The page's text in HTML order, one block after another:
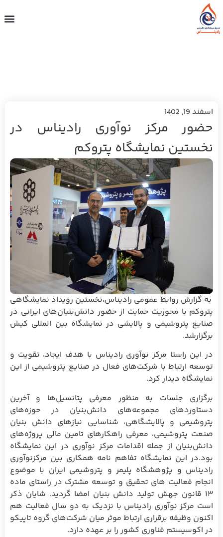
اسفند 19, 1402
حضور مرکز نوآوری رادیناس در
نخستین نمایشگاه پتروکم
به گزارش روابط عمومی رادیناس،نخستین رویداد نمایشگاهی
پتروکم با محوریت حمایت از حضور دانش‌بنیان‌های ایرانی در
صنایع پتروشیمی و پالایشی در نمایشگاه بین المللی کیش
برگزارشد.
در این راستا مرکز نوآوری رادیناس با هدف ایجاد، تقویت و
توسعه ارتباط با شرکت‌های فعال در صنایع پتروشیمی از این
نمایشگاه دیدار کرد.
برگزاری جلسات به منظور معرفی پتانسیل‌ها و آخرین
دستاوردهای مجموعه‌های دانش‌بنیان در حوزه‌های
پتروشیمی و پالایشگاهی، شناسایی نیازهای دانش بنیان
صنعت پتروشیمی، معرفی راهکارهای تامین مالی پروژه‌های
دانش‌بنیان از جمله اقدامات مرکز نوآوری در این نمایشگاه
بود.در این نمایشگاه تفاهم نامه همکاری بین مرکزنوآوری
رادیناس و پژوهشگاه پلیمر و پتروشیمی ایران با موضوع
انجام فعالیت های تحقیق و توسعه مشترک در راستای ماده
۱۳ قانون جهش تولید دانش بنیان امضا گردید.
شایان ذکر
است مرکز نوآوری رادیناس با نزدیک به دو سال فعالیت هم
اکنون وظیفه برقراری ارتباط موثر میان شرکت‌های گروه تاپیکو
در اکوسیستم فناوری کشور را بر عهده دارد.